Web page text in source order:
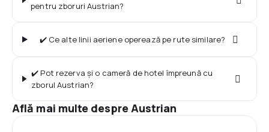
pentru zboruri Austrian?
✔️ Ce alte linii aeriene operează pe rute similare?
✔️ Pot rezerva și o cameră de hotel împreună cu
zborul Austrian?
Află mai multe despre Austrian